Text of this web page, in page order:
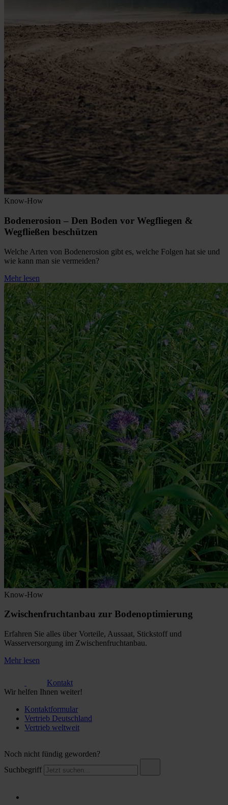
Know-How
Bodenerosion – Den Boden vor Wegfliegen &
Wegfließen beschützen
Welche Arten von Bodenerosion gibt es, welche Folgen hat sie und
wie kann man sie vermeiden?
Mehr lesen
Know-How
Zwischenfruchtanbau zur Bodenoptimierung
Erfahren Sie alles über Vorteile, Aussaat, Stickstoff und
Wasserversorgung im Zwischenfruchtanbau.
Mehr lesen
Kontakt
Wir helfen Ihnen weiter!
Kontaktformular
Vertrieb Deutschland
Vertrieb weltweit
Noch nicht fündig geworden?
Suchbegriff